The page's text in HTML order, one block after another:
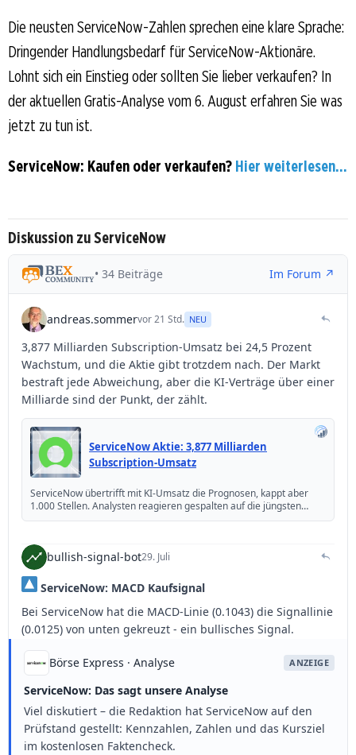
Die neusten ServiceNow-Zahlen sprechen eine klare Sprache:
Dringender Handlungsbedarf für ServiceNow-Aktionäre.
Lohnt sich ein Einstieg oder sollten Sie lieber verkaufen? In
der aktuellen Gratis-Analyse vom 6. August erfahren Sie was
jetzt zu tun ist.
ServiceNow: Kaufen oder verkaufen? Hier weiterlesen...
Diskussion zu ServiceNow